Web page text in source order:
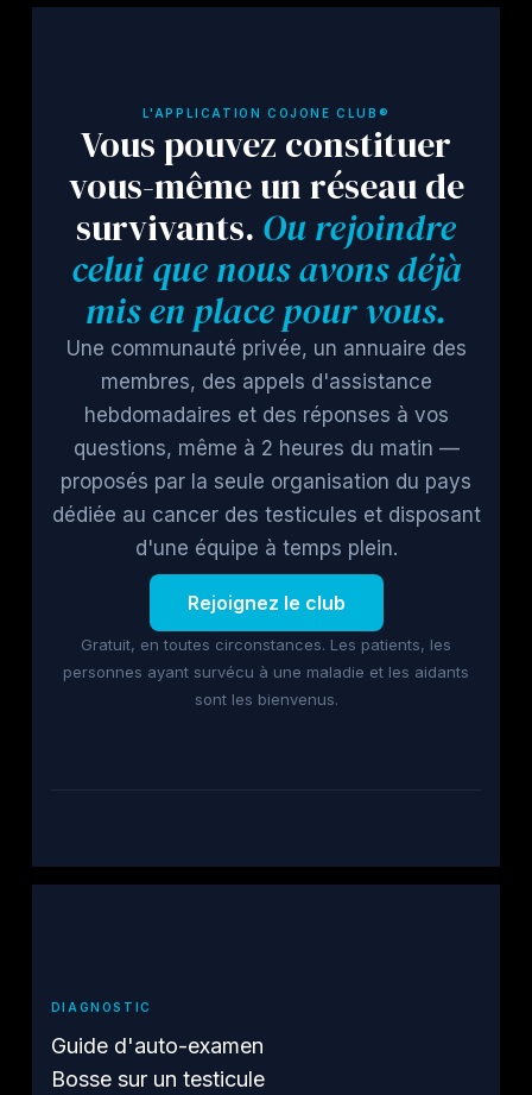
L'APPLICATION COJONE CLUB®
Vous pouvez constituer
vous-même un réseau de
survivants. Ou rejoindre
celui que nous avons déjà
mis en place pour vous.
Une communauté privée, un annuaire des
membres, des appels d'assistance
hebdomadaires et des réponses à vos
questions, même à 2 heures du matin —
proposés par la seule organisation du pays
dédiée au cancer des testicules et disposant
d'une équipe à temps plein.
Rejoignez le club
Gratuit, en toutes circonstances. Les patients, les
personnes ayant survécu à une maladie et les aidants
sont les bienvenus.
DIAGNOSTIC
Guide d'auto-examen
Bosse sur un testicule